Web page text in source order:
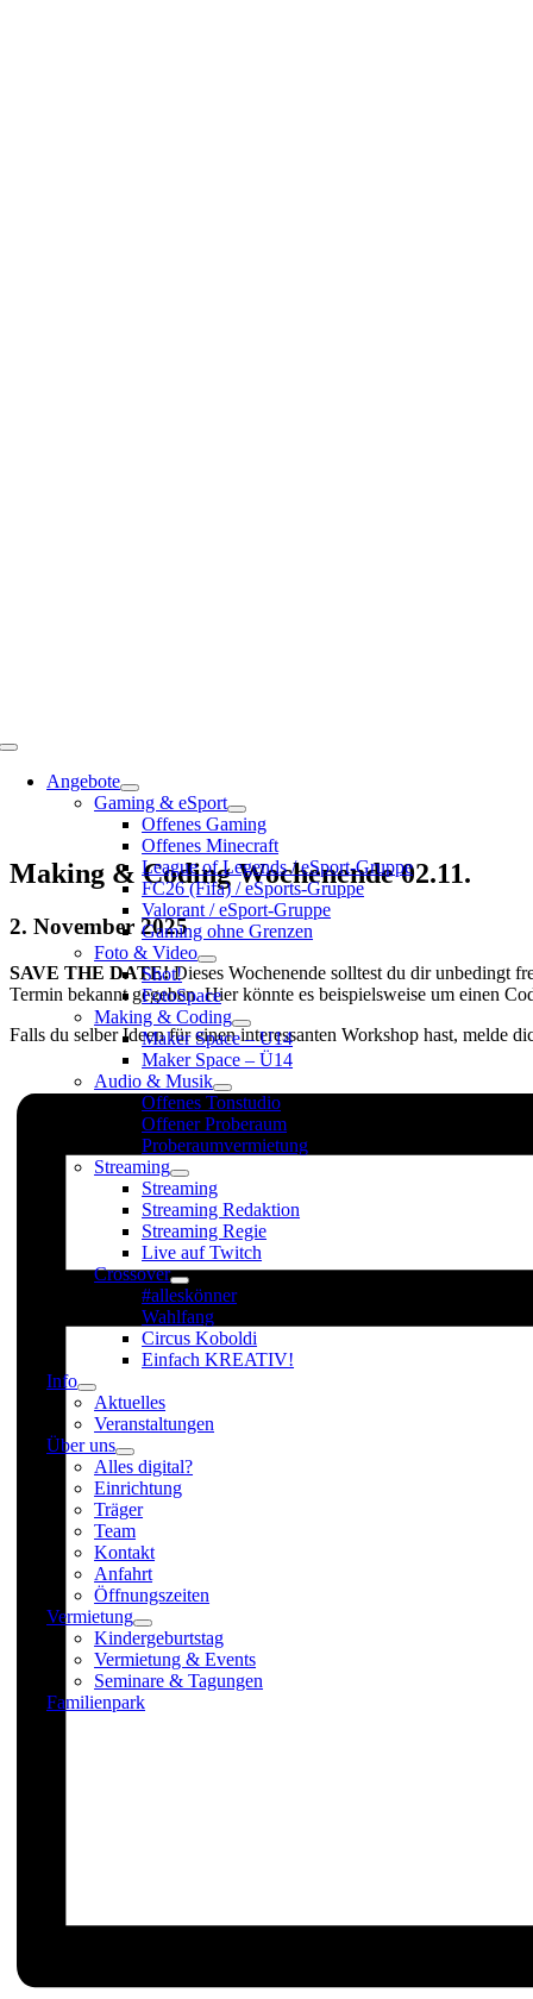
Toggle
NavigationAngebote
Gaming & eSport
Offenes Gaming
Offenes Minecraft
League of Legends / eSport-Gruppe
FC26 (Fifa) / eSports-Gruppe
Valorant / eSport-Gruppe
Gaming ohne Grenzen
Foto & Video
Shot!
FotoSpace
Making & Coding
Maker Space – U14
Maker Space – Ü14
Audio & Musik
Offenes Tonstudio
Offener Proberaum
Proberaumvermietung
Streaming
Streaming
Streaming Redaktion
Streaming Regie
Live auf Twitch
Crossover
#alleskönner
Wahlfang
Circus Koboldi
Einfach KREATIV!
Info
Aktuelles
Veranstaltungen
Über uns
Alles digital?
Einrichtung
Träger
Team
Kontakt
Anfahrt
Öffnungszeiten
Vermietung
Kindergeburtstag
Vermietung & Events
Seminare & Tagungen
Familienpark
Making & Coding Wochenende 02.11.
2. November 2025
SAVE THE DATE!Dieses Wochenende solltest du dir unbedingt
Termin bekannt gegeben. Hier könnte es beispielsweise um einen
Falls du selber Ideen für einen interessanten Workshop hast, melde